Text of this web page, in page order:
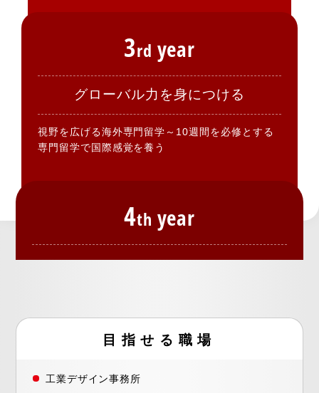
3rd year
グローバル力を身につける
視野を広げる海外専門留学～10週間を必修とする
専門留学で国際感覚を養う
4th year
目指せる職場
工業デザイン事務所